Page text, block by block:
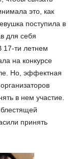
это, как
поступила в
для себя
ти летнем
на конкурсе
Но, эффектная
в нем участие.
принять